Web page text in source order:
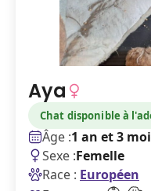
Aya
Chat disponible à
Âge :1 an et 3
Sexe :Femelle
Race : Européen